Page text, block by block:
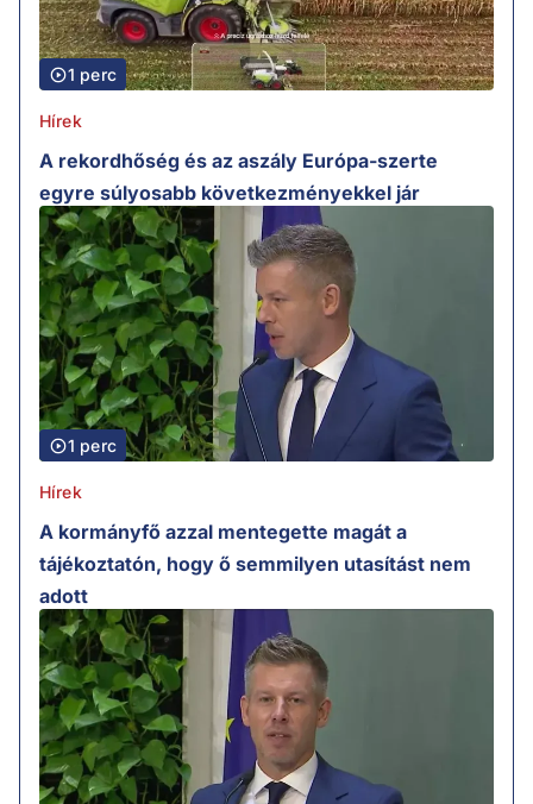
1 perc
Hírek
A rekordhőség és az aszály Európa-szerte
egyre súlyosabb következményekkel jár
1 perc
Hírek
A kormányfő azzal mentegette magát a
tájékoztatón, hogy ő semmilyen utasítást nem
adott